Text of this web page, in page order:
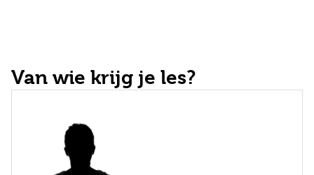
Van wie krijg je les?